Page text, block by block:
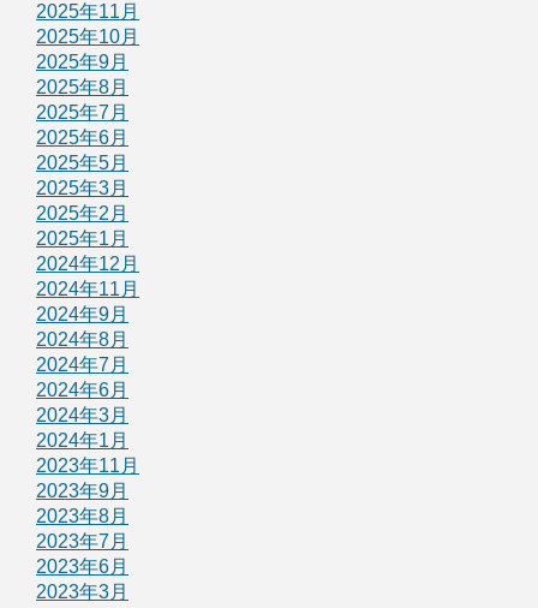
2025年11月
2025年10月
2025年9月
2025年8月
2025年7月
2025年6月
2025年5月
2025年3月
2025年2月
2025年1月
2024年12月
2024年11月
2024年9月
2024年8月
2024年7月
2024年6月
2024年3月
2024年1月
2023年11月
2023年9月
2023年8月
2023年7月
2023年6月
2023年3月